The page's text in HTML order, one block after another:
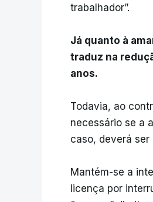
trabalhador”.
Já quanto à
traduz na
anos.
Todavia, ao
necessário se a
caso, deverá ser
Mantém-se a
licença por